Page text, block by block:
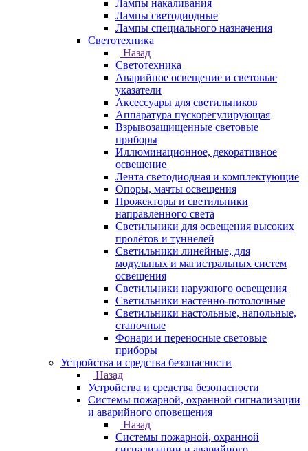
Лампы накаливания
Лампы светодиодные
Лампы специального назначения
Светотехника
Назад
Светотехника
Аварийное освещение и световые
указатели
Аксессуары для светильников
Аппаратура пускорегулирующая
Взрывозащищенные световые
приборы
Иллюминационное, декоративное
освещение
Лента светодиодная и комплектующие
Опоры, мачты освещения
Прожекторы и светильники
направленного света
Светильники для освещения высоких
пролётов и туннелей
Светильники линейные, для
модульных и магистральных систем
освещения
Светильники наружного освещения
Светильники настенно-потолочные
Светильники настольные, напольные,
станочные
Фонари и переносные световые
приборы
Устройства и средства безопасности
Назад
Устройства и средства безопасности
Системы пожарной, охранной сигнализации
и аварийного оповещения
Назад
Системы пожарной, охранной